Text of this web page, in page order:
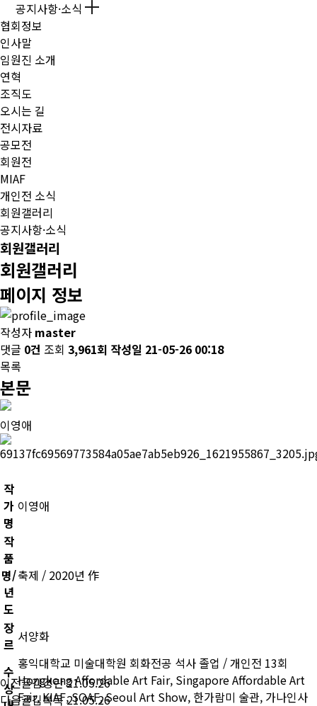
공지사항·소식
협회정보
인사말
임원진 소개
연혁
조직도
오시는 길
전시자료
공모전
회원전
MIAF
개인전 소식
회원갤러리
공지사항·소식
회원갤러리
회원갤러리
페이지 정보
작성자 master
댓글 0건 조회 3,961회 작성일 21-05-26 00:18
목록
본문
이영애
작
가
명
이영애
작
품
명/
년
도
축제 / 2020년 作
장
르 서양화
수
상
홍익대학교 미술대학원 회화전공 석사 졸업 / 개인전 13회
Hongkong Affordable Art Fair, Singapore Affordable Art
Fair, KIAF, SOAF, Seoul Art Show, 한가람미 술관, 가나인사
이전글김경란21.05.26
다음글김복득21.05.26